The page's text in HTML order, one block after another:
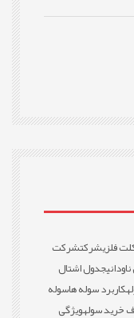
فلزیشرکتشرکت
جدول اشتال
کاربرد سوله هاسوله
خرید سولهویژگی